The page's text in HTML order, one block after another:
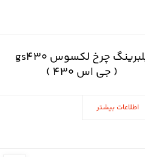
بلبرینگ چرخ لکسوس gs۴۳۰
( جی اس ۴۳۰ )
اطلاعات بیشتر